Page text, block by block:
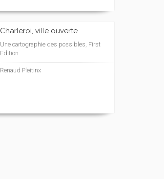
Charleroi, ville ouverte
Une cartographie des possibles, First
Edition
Renaud Pleitinx